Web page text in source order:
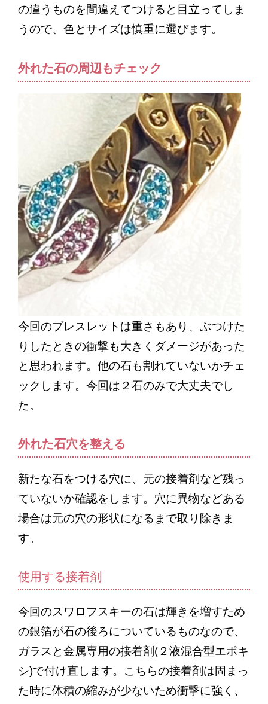
の違うものを間違えてつけると目立ってしま
うので、色とサイズは慎重に選びます。
外れた石の周辺もチェック
今回のブレスレットは重さもあり、ぶつけた
りしたときの衝撃も大きくダメージがあった
と思われます。他の石も割れていないかチェ
ックします。今回は２石のみで大丈夫でし
た。
外れた石穴を整える
新たな石をつける穴に、元の接着剤など残っ
ていないか確認をします。穴に異物などある
場合は元の穴の形状になるまで取り除きま
す。
使用する接着剤
今回のスワロフスキーの石は輝きを増すため
の銀箔が石の後ろについているものなので、
ガラスと金属専用の接着剤(２液混合型エポキ
シ)で付け直します。こちらの接着剤は固まっ
た時に体積の縮みが少ないため衝撃に強く、